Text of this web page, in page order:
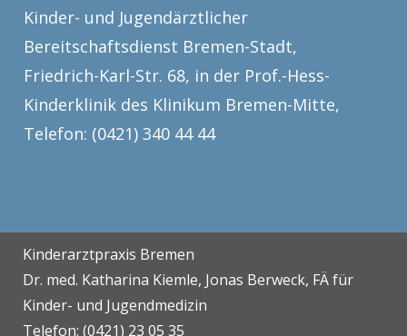
Kinder- und Jugendärztlicher
Bereitschaftsdienst Bremen-Stadt,
Friedrich-Karl-Str. 68, in der Prof.-Hess-
Kinderklinik des Klinikum Bremen-Mitte,
Telefon: (0421) 340 44 44
Kinderarztpraxis Bremen
Dr. med. Katharina Kiemle, Jonas Berweck, FÄ für
Kinder- und Jugendmedizin
Telefon: (0421) 23 05 35